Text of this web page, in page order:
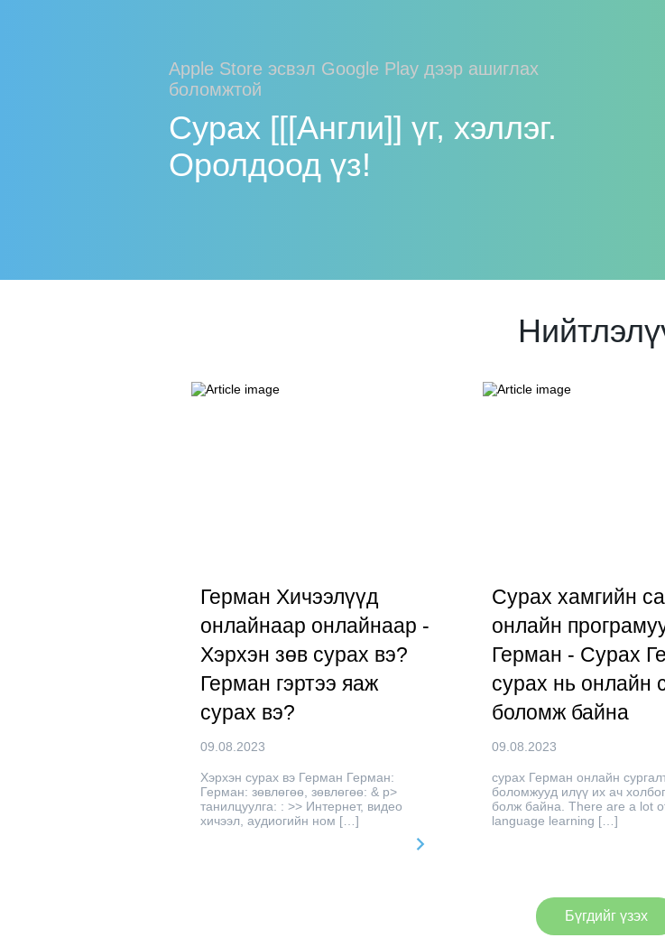
Apple Store эсвэл Google Play дээр ашиглах
боломжтой
Сурах [[[Англи]] үг, хэллэг.
Оролдоод үз!
Герман Хичээлүүд
онлайнаар онлайнаар -
Хэрхэн зөв сурах вэ?
Герман гэртээ яаж
сурах вэ?
09.08.2023
Хэрхэн сурах вэ Герман Герман:
Герман: зөвлөгөө, зөвлөгөө: & p>
танилцуулга: : >> Интернет, видео
хичээл, аудиогийн ном […]
Сурах хамгийн
онлайн
Герман - Сурах
сурах нь онлайн
боломж байна
09.08.2023
сурах Герман онлайн
боломжууд илүү их ач
болж байна. There are a lot
language learning […]
Бүгдийг үзэх